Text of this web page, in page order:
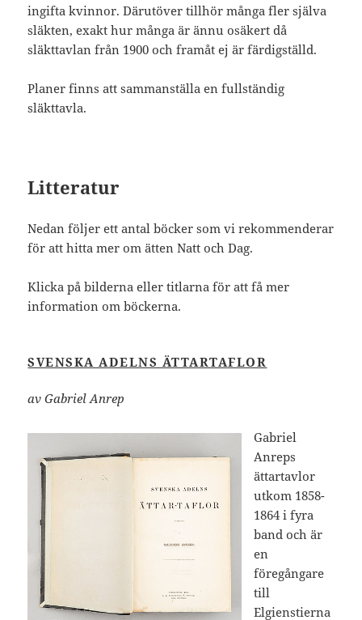
ingifta kvinnor. Därutöver tillhör många fler själva
släkten, exakt hur många är ännu osäkert då
släkttavlan från 1900 och framåt ej är färdigställd.
Planer finns att sammanställa en fullständig
släkttavla.
Litteratur
Nedan följer ett antal böcker som vi rekommenderar
för att hitta mer om ätten Natt och Dag.
Klicka på bilderna eller titlarna för att få mer
information om böckerna.
SVENSKA ADELNS ÄTTARTAFLOR
av Gabriel Anrep
Gabriel
Anreps
ättartavlor
utkom 1858-
1864 i fyra
band och är
en
föregångare
till
Elgienstierna